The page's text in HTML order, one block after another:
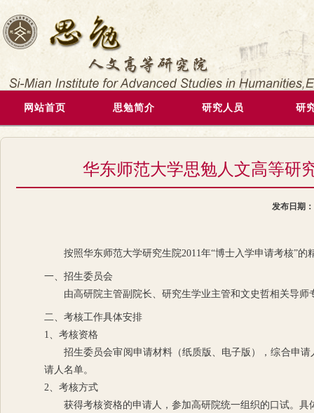
网站首页 思勉简介 研究人员 研
华东师范大学思勉人文高等研
发布日期
按照华东师范大学研究生院2011年“博士入学申请考核”的
一、招生委员会
由高研院主管副院长、研究生学业主管和文史哲相关导师
二、考核工作具体安排
1、考核资格
招生委员会审阅申请材料（纸质版、电子版），综合申请
请人名单。
2、考核方式
获得考核资格的申请人，参加高研院统一组织的口试。具